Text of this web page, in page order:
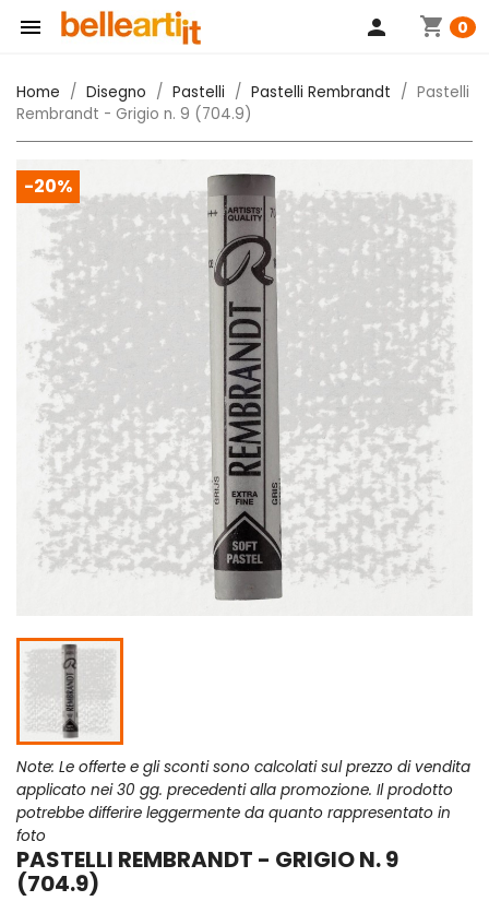
 shopping_cart 0
person
Home Disegno Pastelli Pastelli Rembrandt
Pastelli
Rembrandt - Grigio n. 9 (704.9)
-20%
Note: Le offerte e gli sconti sono calcolati sul prezzo di vendita
applicato nei 30 gg. precedenti alla promozione. Il prodotto
potrebbe differire leggermente da quanto rappresentato in
foto
PASTELLI REMBRANDT - GRIGIO N. 9
(704.9)